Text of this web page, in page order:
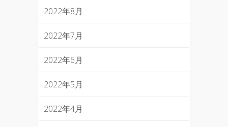
2022年8月
2022年7月
2022年6月
2022年5月
2022年4月